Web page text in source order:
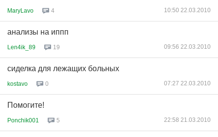
MaryLavo 4 10:50 22.03.2010
анализы на иппп
Len4ik_89 19 09:56 22.03.2010
сиделка для лежащих больных
kostavo 0 07:27 22.03.2010
Помогите!
Ponchik001 5 22:58 21.03.2010